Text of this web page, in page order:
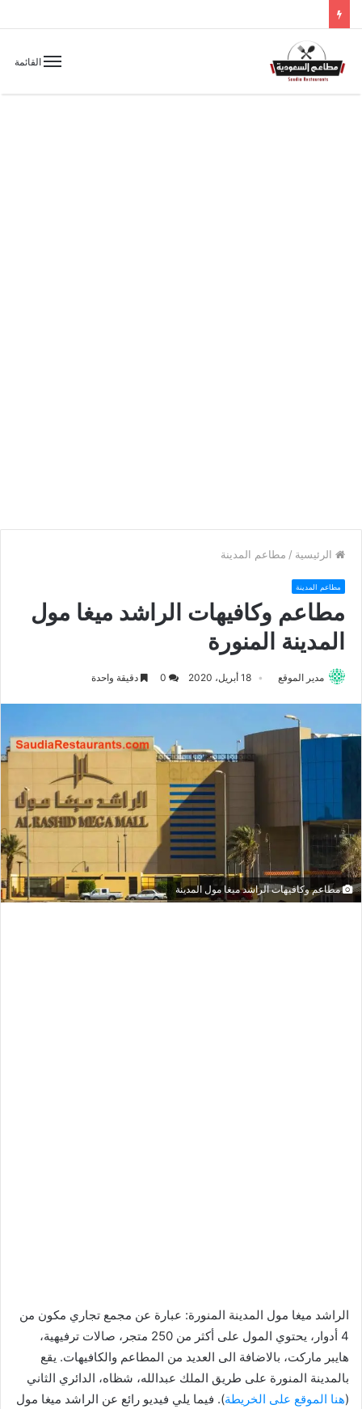
القائمة
الرئيسية / مطاعم المدينة
مطاعم المدينة
مطاعم وكافيهات الراشد ميغا مول
المدينة المنورة
مدير الموقع 18 أبريل، 2020 دقيقة واحدة
مطاعم وكافيهات الراشد ميغا مول المدينة
الراشد ميغا مول المدينة المنورة: عبارة عن مجمع تجاري مكون من
4 أدوار، يحتوي المول على أكثر من 250 متجر، صالات ترفيهية،
هايبر ماركت، بالاضافة الى العديد من المطاعم والكافيهات. يقع
بالمدينة المنورة على طريق الملك عبدالله، شظاه، الدائري الثاني
(هنا الموقع على الخريطة). فيما يلي فيديو رائع عن الراشد ميغا مول